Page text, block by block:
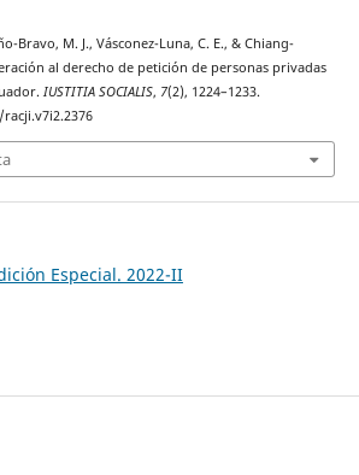
Bravo, M. J., Vásconez-Luna, C. E., & Chiang-
al derecho de petición de personas privadas
IUSTITIA SOCIALIS, 7(2), 1224–1233.
Especial. 2022-II